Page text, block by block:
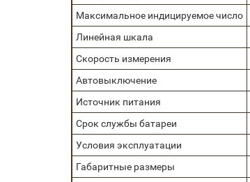
Максимальное индицируемое число
Линейная шкала
Скорость измерения
Автовыключение
Источник питания
Срок службы батареи
Условия эксплуатации
Габаритные размеры